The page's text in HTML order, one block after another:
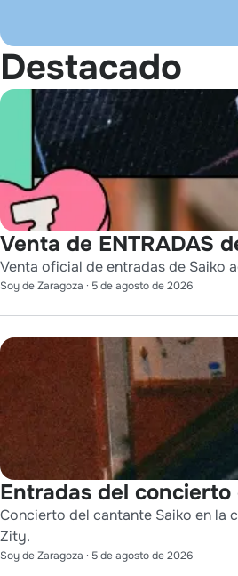
Destacado
Venta de ENTRADAS
Venta oficial de entradas de Saiko
Soy de Zaragoza · 5 de agosto de 2026
Entradas del
Concierto del cantante Saiko en la
Zity.
Soy de Zaragoza · 5 de agosto de 2026